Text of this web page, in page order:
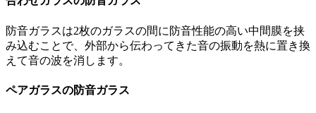
防音ガラスは2枚のガラスの間に防音性能の高い中間膜を挟
み込むことで、外部から伝わってきた音の振動を熱に置き換
えて音の波を消します。
ペアガラスの防音ガラス